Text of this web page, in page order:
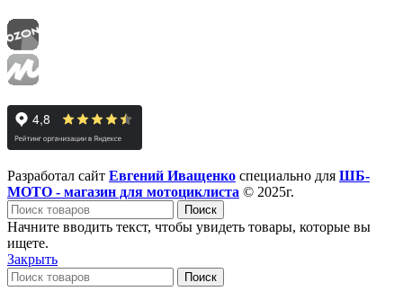
Разработал сайт Евгений Иващенко специально для ШБ-
МОТО - магазин для мотоциклиста © 2025г.
Поиск
Начните вводить текст, чтобы увидеть товары, которые вы
ищете.
Закрыть
Поиск